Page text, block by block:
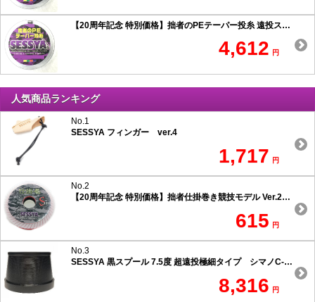
【20周年記念 特別価格】拙者のPEテーパー投糸 遠投スペシャル 0.5号以下
4,612 円
人気商品ランキング
No.1
SESSYA フィンガー ver.4
1,717 円
No.2
【20周年記念 特別価格】拙者仕掛巻き競技モデル Ver.2 スリムタイプ
615 円
No.3
SESSYA 黒スプール 7.5度 超遠投極細タイプ シマノC-1用
8,316 円